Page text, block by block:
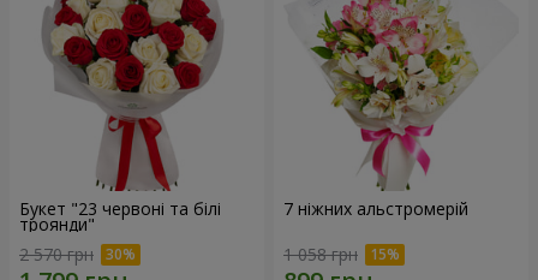
Букет "23 червоні та білі
троянди"
2 570 грн
7 ніжних альстромерій
1 058 грн